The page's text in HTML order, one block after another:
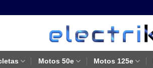
Motos 50e Motos 125e